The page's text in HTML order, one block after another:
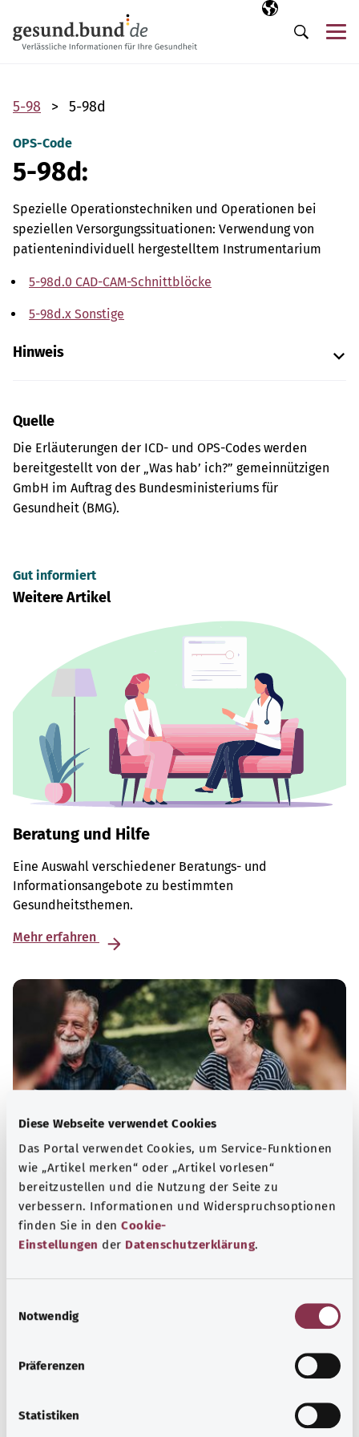
Diese Webseite verwendet Cookies
Das Portal verwendet Cookies, um Service-Funktionen
wie „Artikel merken“ oder „Artikel vorlesen“
bereitzustellen und die Nutzung der Seite zu
verbessern. Informationen und Widerspruchsoptionen
finden Sie in den Cookie-
Einstellungen der Datenschutzerklärung.
Notwendig
Präferenzen
Statistiken
Ausgewählte
DE
Suche
5-98 5-98d
OPS-Code
5-98d:
Spezielle Operationstechniken und Operationen bei
speziellen Versorgungssituationen: Verwendung von
patientenindividuell hergestelltem Instrumentarium
5-98d.0 CAD-CAM-Schnittblöcke
5-98d.x Sonstige
Hinweis
Quelle
Die Erläuterungen der ICD- und OPS-Codes werden
bereitgestellt von der „Was hab’ ich?” gemeinnützigen
GmbH im Auftrag des Bundesministeriums für
Gesundheit (BMG).
Gut informiert
Weitere Artikel
Beratung und Hilfe
Eine Auswahl verschiedener Beratungs- und
Informationsangebote zu bestimmten
Gesundheitsthemen.
Mehr erfahren
Selbsthilfe
Selbsthilfegruppen bieten Austausch und Unterstützung
für Menschen mit chronischen Erkrankungen,
Problemen.
Mehr erfahren